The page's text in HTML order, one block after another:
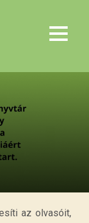
az olvasóit,